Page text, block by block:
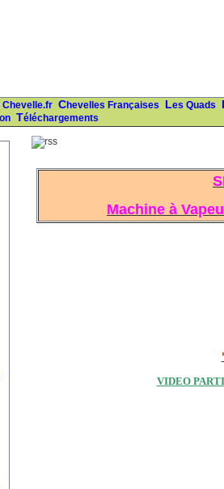
Chevelle.fr Chevelles Françaises
Les Quads
Téléchargements
Machine à
VIDEO